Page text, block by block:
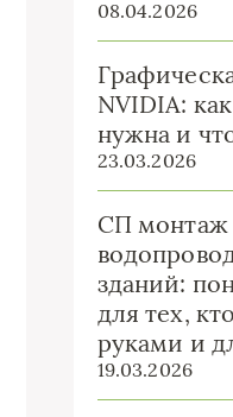
08.04.2026
NVIDIA:
нужна и
23.03.2026
СП монтаж
зданий:
для тех,
руками и
19.03.2026